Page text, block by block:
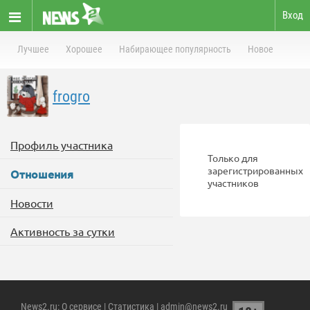
Вход
Лучшее Хорошее Набирающее популярность Новое
frogro
Профиль участника
Отношения
Новости
Активность за сутки
Только для
зарегистрированных
участников
News2.ru: О сервисе | Статистика | admin@news2.ru